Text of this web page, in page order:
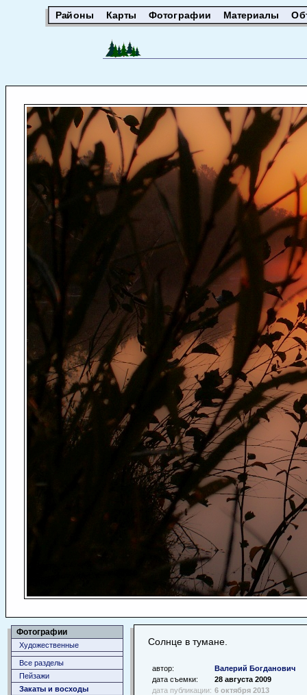
Районы Карты Фотографии Материалы
Фотографии
Художественные
Все разделы
Пейзажи
Закаты и восходы
Солнце в тумане.
автор:
Валерий Богданович
дата съемки:
28 августа 2009
дата публикации: 6 октября 2013